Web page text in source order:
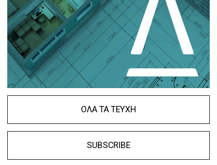
ΟΛΑ ΤΑ ΤΕΥΧΗ
SUBSCRIBE